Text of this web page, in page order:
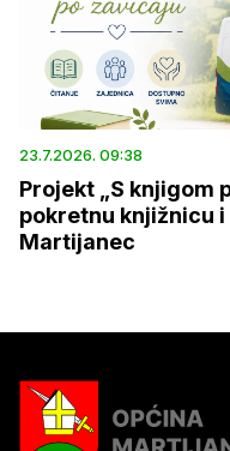
23.7.2026. 09:38
Projekt „S knjigom
pokretnu knjižnicu
Martijanec